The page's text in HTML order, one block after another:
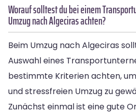
Worauf solltest du bei einem
Umzug nach Algeciras achten?
Beim Umzug nach Algeciras
Auswahl eines
bestimmte Kriterien achten,
und stressfreien Umzug zu
Zunächst einmal ist eine gute